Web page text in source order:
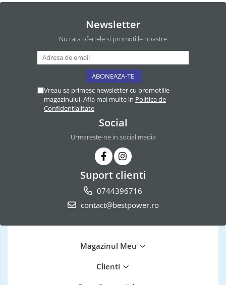
Newsletter
Nu rata ofertele si promotiile noastre
Vreau sa primesc newsletter cu promotiile
magazinului. Afla mai multe in Politica de
Confidentialitate
Social
Urmareste-ne in social media
Suport clienti
0744396716
contact@bestpower.ro
Magazinul Meu
Clienti